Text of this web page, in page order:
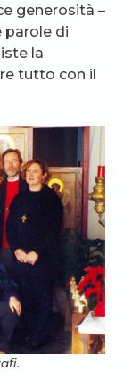
generosità –
parole di
la
tutto con il